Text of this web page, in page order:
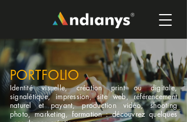
PORTFOLIO
Identité visuelle, création print ou digitale,
signalétique, impression, site web, référencement
naturel et payant, production vidéo, shooting
photo, marketing, formation : découvrez quelques